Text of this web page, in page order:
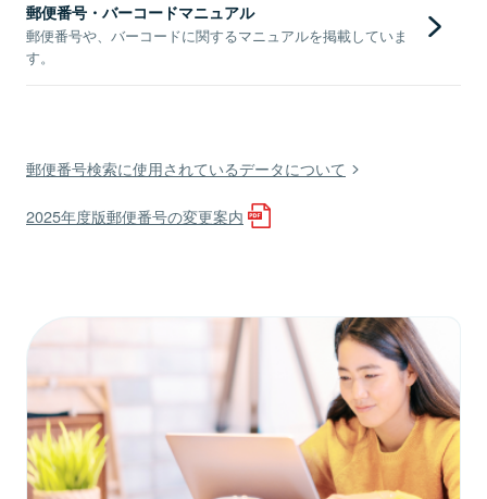
郵便番号・バーコードマニュアル
郵便番号や、バーコードに関するマニュアルを掲載していま
す。
郵便番号検索に使用されているデータについて
2025年度版郵便番号の変更案内